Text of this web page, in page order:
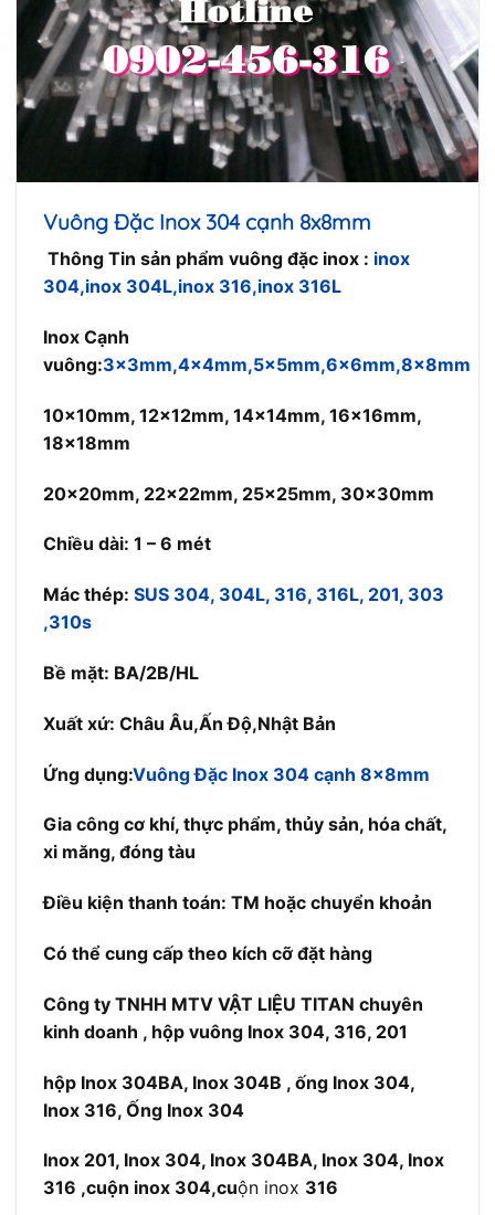
Vuông Đặc Inox 304 cạnh 8x8mm
Thông Tin sản phẩm vuông đặc inox : inox
304,inox 304L,inox 316,inox 316L
Inox Cạnh
vuông:3x3mm,4x4mm,5x5mm,6x6mm,8x8mm
10x10mm, 12x12mm, 14x14mm, 16x16mm,
18x18mm
20x20mm, 22x22mm, 25x25mm, 30x30mm
Chiều dài: 1 – 6 mét
Mác thép: SUS 304, 304L, 316, 316L, 201, 303
,310s
Bề mặt: BA/2B/HL
Xuất xứ: Châu Âu,Ấn Độ,Nhật Bản
Ứng dụng:Vuông Đặc Inox 304 cạnh 8x8mm
Gia công cơ khí, thực phẩm, thủy sản, hóa chất,
xi măng, đóng tàu
Điều kiện thanh toán: TM hoặc chuyển khoản
Có thể cung cấp theo kích cỡ đặt hàng
Công ty TNHH MTV VẬT LIỆU TITAN chuyên
kinh doanh , hộp vuông Inox 304, 316, 201
hộp Inox 304BA, Inox 304B , ống Inox 304,
Inox 316, Ống Inox 304
Inox 201, Inox 304, Inox 304BA, Inox 304, Inox
316 ,cuộn inox 304,cuộn inox 316